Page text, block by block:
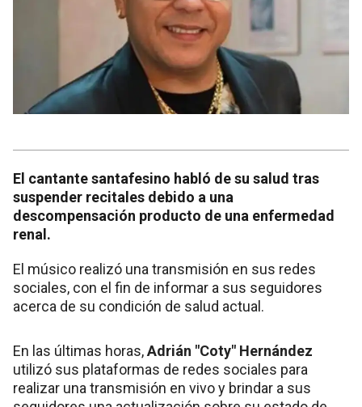
El cantante santafesino habló de su salud tras
suspender recitales debido a una
descompensación producto de una enfermedad
renal.
El músico realizó una transmisión en sus redes
sociales, con el fin de informar a sus seguidores
acerca de su condición de salud actual.
En las últimas horas,Adrián "Coty" Hernández
utilizó sus plataformas de redes sociales para
realizar una transmisión en vivo y brindar a sus